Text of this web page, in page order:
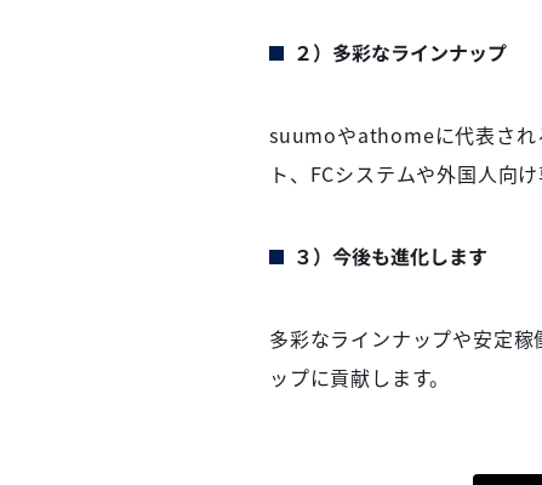
２）多彩なラインナップ
suumoやathomeに代表され
ト、FCシステムや外国人向
３）今後も進化します
多彩なラインナップや安定
ップに貢献します。